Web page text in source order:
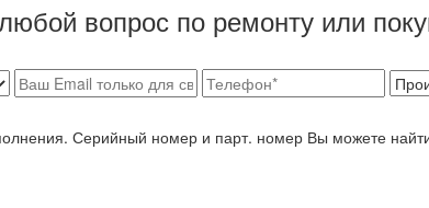
вопрос по ремонту или
Серийный номер и парт. номер Вы можете